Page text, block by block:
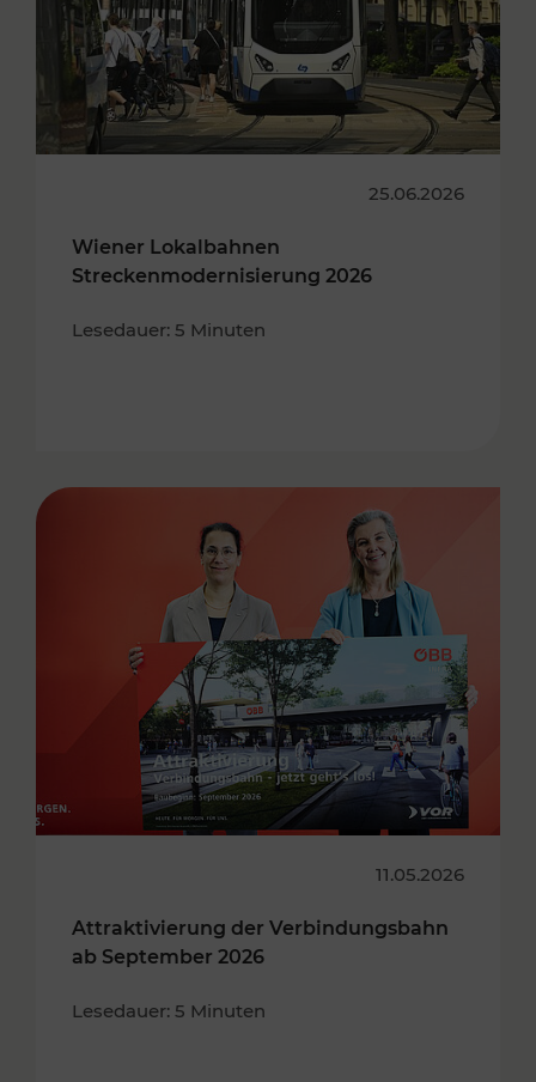
25.06.2026
Wiener Lokalbahnen
Streckenmodernisierung 2026
Lesedauer: 5 Minuten
11.05.2026
Attraktivierung der Verbindungsbahn
ab September 2026
Lesedauer: 5 Minuten